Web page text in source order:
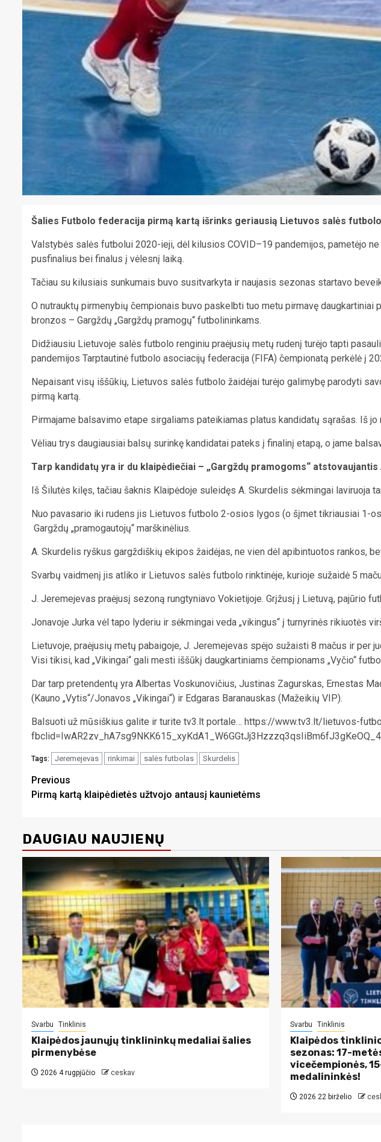
Šalies Futbolo federacija pirmą kartą išrinks geriausią Lietuvos salės
Valstybės salės futbolui 2020-ieji, dėl kilusios COVID–19 pandemijos, pametėjo
pusfinalius bei finalus į vėlesnį laiką.
Tačiau su kilusiais sunkumais buvo susitvarkyta ir naujasis sezonas startavo
O nutrauktų pirmenybių čempionais buvo paskelbti tuo metu pirmavę daugkartiniai
bronzos – Gargždų „Gargždų pramogų“ futbolininkams.
Didžiausiu Lietuvoje salės futbolo renginiu praėjusių metų rudenį turėjo tapti
pandemijos Tarptautinė futbolo asociacijų federacija (FIFA) čempionatą perkėlė į
Nepaisant visų iššūkių, Lietuvos salės futbolo žaidėjai turėjo galimybę parodyti
pirmą kartą.
Pirmajame balsavimo etape sirgaliams pateikiamas platus kandidatų sąrašas. Iš
Vėliau trys daugiausiai balsų surinkę kandidatai pateks į finalinį etapą, o jame
Tarp kandidatų yra ir du klaipėdiečiai – „Gargždų pramogoms“
Iš Šilutės kilęs, tačiau šaknis Klaipėdoje suleidęs A. Skurdelis sėkmingai laviruoja
Nuo pavasario iki rudens jis Lietuvos futbolo 2-osios lygos (o šįmet tikriausiai 1-
Gargždų „pramogautojų“ marškinėlius.
A. Skurdelis ryškus gargždiškių ekipos žaidėjas, ne vien dėl apibintuotos rankos,
Svarbų vaidmenį jis atliko ir Lietuvos salės futbolo rinktinėje, kurioje sužaidė 5
J. Jeremejevas praėjusį sezoną rungtyniavo Vokietijoje. Grįžusį į Lietuvą, pajūrio
Jonavoje Jurka vėl tapo lyderiu ir sėkmingai veda „vikingus“ į turnyrinės rikiuotės
Lietuvoje, praėjusių metų pabaigoje, J. Jeremejevas spėjo sužaisti 8 mačus ir
Visi tikisi, kad „Vikingai“ gali mesti iššūkį daugkartiniams čempionams „Vyčio“
Dar tarp pretendentų yra Albertas Voskunovičius, Justinas Zagurskas, Ernestas
(Kauno „Vytis“/Jonavos „Vikingai“) ir Edgaras Baranauskas (Mažeikių VIP).
Balsuoti už mūsiškius galite ir turite tv3.lt portale… https://www.tv3.lt/lietuvos-
Tags: Jeremejevas rinkimai salės futbolas Skurdelis
Continue
Reading
Previous
Pirmą kartą klaipėdietės užtvojo antausį kaunietėms
DAUGIAU NAUJIENŲ
Svarbu Tinklinis
Klaipėdos jaunųjų tinklininkų medaliai šalies
pirmenybėse
2026 4 rugpjūčio ceskav
Svarbu Tinklinis
Klaipėdos
sezonas: 17-
vicečempionės,
medalininkės!
2026 22 birželio